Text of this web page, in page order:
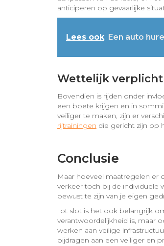
anticiperen op gevaarlijke
Lees ook Een auto
Wettelijk verplicht
Bovendien is rijden onder
een boete krijgen en in
veiliger te maken, zijn er
rijtrainingen die gericht zijn op
Conclusie
Maar hoeveel maatregelen er
verkeer toch bij de individuele
bewust te zijn van je eigen
Tot slot is het ook belangrijk
verantwoordelijkheid is, maar
werken aan veilige
bijdragen aan een veiliger en